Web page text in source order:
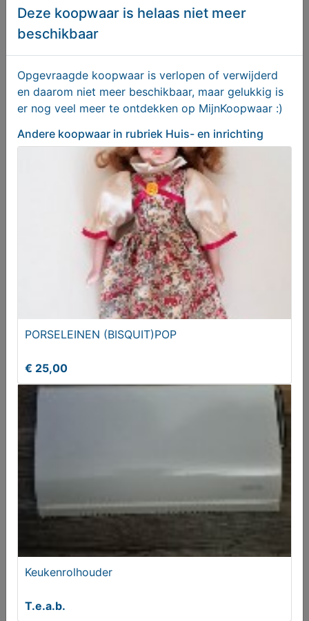
Keukenrolhouder
T.e.a.b.
fish scale tegels of schubben tegels uniek in zijn
soort
VINTAGE 10-DELIG HOUTEN PINDASTELLETJE
Deze koopwaar is helaas niet meer
beschikbaar
Opgevraagde koopwaar is verlopen of verwijderd
en daarom niet meer beschikbaar, maar gelukkig is
er nog veel meer te ontdekken op MijnKoopwaar :)
Andere koopwaar in rubriek Huis- en inrichting
PORSELEINEN (BISQUIT)POP
€ 25,00
Keukenrolhouder
T.e.a.b.